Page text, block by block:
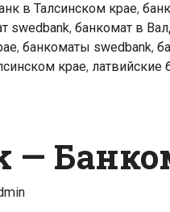
в Талсинском крае,
swedbank, банкомат в
, банкоматы swedbank,
крае, латвийские
—